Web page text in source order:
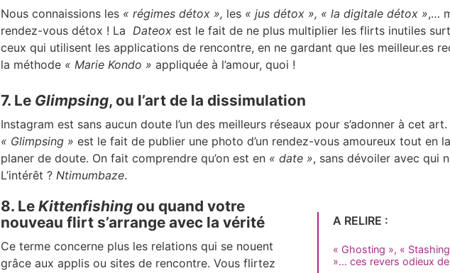
Nous connaissions les « régimes détox », les « jus détox », « la digitale détox »,…
rendez-vous détox ! La Dateox est le fait de ne plus multiplier les flirts inutiles
ceux qui utilisent les applications de rencontre, en ne gardant que les meilleur.es
la méthode « Marie Kondo » appliquée à l’amour, quoi !
7. Le Glimpsing, ou l’art de la dissimulation
Instagram est sans aucun doute l’un des meilleurs réseaux pour s’adonner à cet art.
« Glimpsing » est le fait de publier une photo d’un rendez-vous amoureux tout en
planer de doute. On fait comprendre qu’on est en « date », sans dévoiler avec qui
L’intérêt ? Ntimumbaze.
A RELIRE :
« Ghosting », «
»… ces revers odieux de
8. Le Kittenfishing ou quand votre
nouveau flirt s’arrange avec la vérité
Ce terme concerne plus les relations qui se nouent
grâce aux applis ou sites de rencontre. Vous flirtez